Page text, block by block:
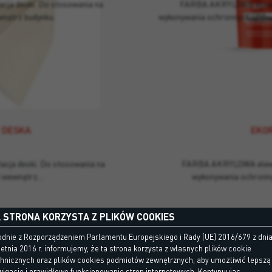
deski. Do stosowania na
wewnątrz…
deski. Do stosowania na
budynku.
FARBA AKRYLOWA
wykonywania
FARBA AKRYLOWA
wykonywania ochronnych i
STRONA KORZYSTA Z PLIKÓW COOKIES
z Rozporządzeniem Parlamentu Europejskiego i Rady (UE) 2016/679 z
2016 r. informujemy, że ta strona korzysta z własnych plików cookie
oraz plików cookies podmiotów zewnętrznych, aby umożliwić lepszą